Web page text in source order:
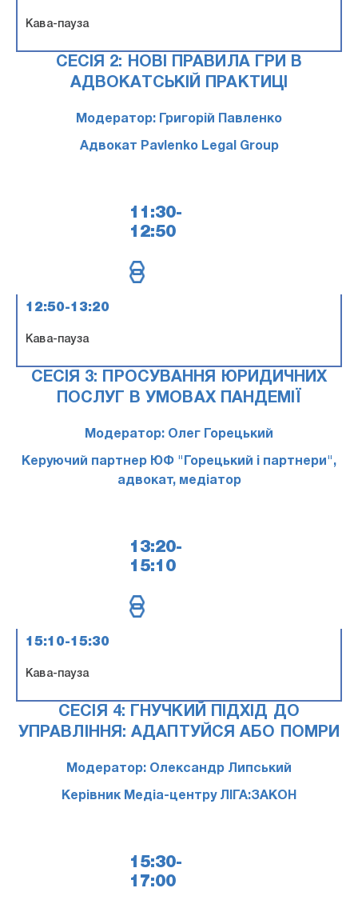
Кава-пауза
СЕСІЯ 2: НОВІ ПРАВИЛА ГРИ В
АДВОКАТСЬКІЙ ПРАКТИЦІ
Модератор: Григорій Павленко
Адвокат Pavlenko Legal Group
11:30-
12:50
12:50-13:20
Кава-пауза
СЕСІЯ 3: ПРОСУВАННЯ ЮРИДИЧНИХ
ПОСЛУГ В УМОВАХ ПАНДЕМІЇ
Модератор: Олег Горецький
Керуючий партнер ЮФ "Горецький і партнери",
адвокат, медіатор
13:20-
15:10
15:10-15:30
Кава-пауза
СЕСІЯ 4: ГНУЧКИЙ ПІДХІД ДО
УПРАВЛІННЯ: АДАПТУЙСЯ АБО ПОМРИ
Модератор: Олександр Липський
Керівник Медіа-центру ЛІГА:ЗАКОН
15:30-
17:00